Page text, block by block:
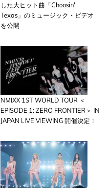
した大ヒット曲「Choosin'
Texas」のミュージック・ビデオ
を公開
NMIXX 1ST WORLD TOUR ＜
EPISODE 1: ZERO FRONTIER＞ IN
JAPAN LIVE VIEWING 開催決定！